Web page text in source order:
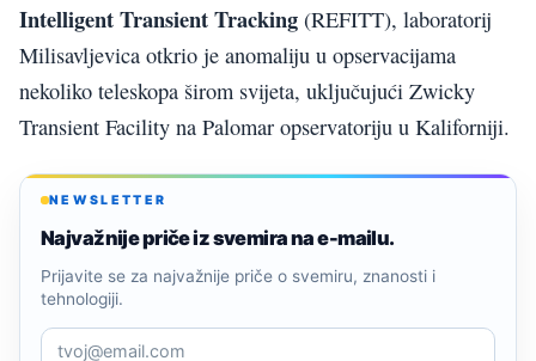
Intelligent Transient Tracking (REFITT), laboratorij
Milisavljevica otkrio je anomaliju u opservacijama
nekoliko teleskopa širom svijeta, uključujući Zwicky
Transient Facility na Palomar opservatoriju u Kaliforniji.
NEWSLETTER
Najvažnije priče iz svemira na e-mailu.
Prijavite se za najvažnije priče o svemiru, znanosti i
tehnologiji.